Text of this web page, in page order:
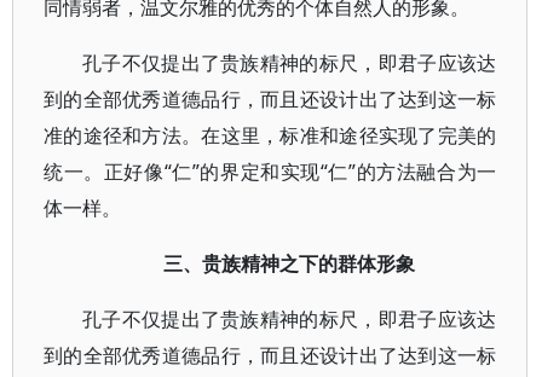
同情弱者，温文尔雅的优秀的个体自然人的形象。
孔子不仅提出了贵族精神的标尺，即君子应该达
到的全部优秀道德品行，而且还设计出了达到这一标
准的途径和方法。在这里，标准和途径实现了完美的
统一。正好像“仁”的界定和实现“仁”的方法融合为一
体一样。
三、贵族精神之下的群体形象
孔子不仅提出了贵族精神的标尺，即君子应该达
到的全部优秀道德品行，而且还设计出了达到这一标